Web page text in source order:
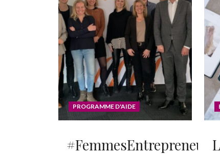
PROGRAMME D'AIDE